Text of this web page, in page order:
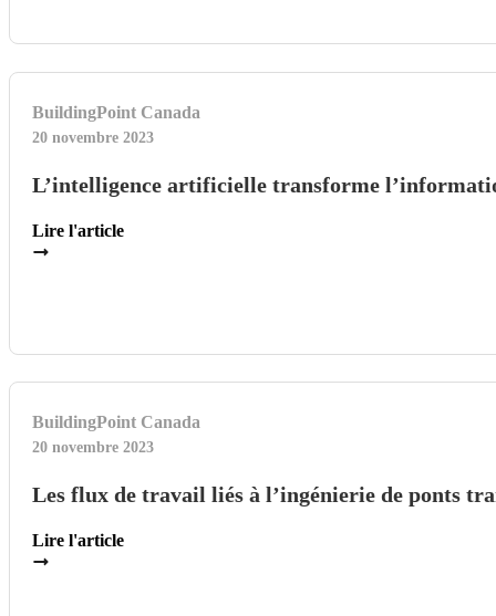
BuildingPoint Canada
20 novembre 2023
L’intelligence artificielle transforme
Lire l'article
BuildingPoint Canada
20 novembre 2023
Les flux de travail liés à l’ingénierie de ponts
Lire l'article